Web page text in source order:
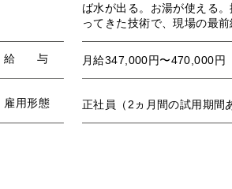
ば水が出る。お湯が使える
ってきた技術で、現場の最
給与 月給347,000円〜470,000円
雇用形態 正社員（2ヵ月間の試用期間